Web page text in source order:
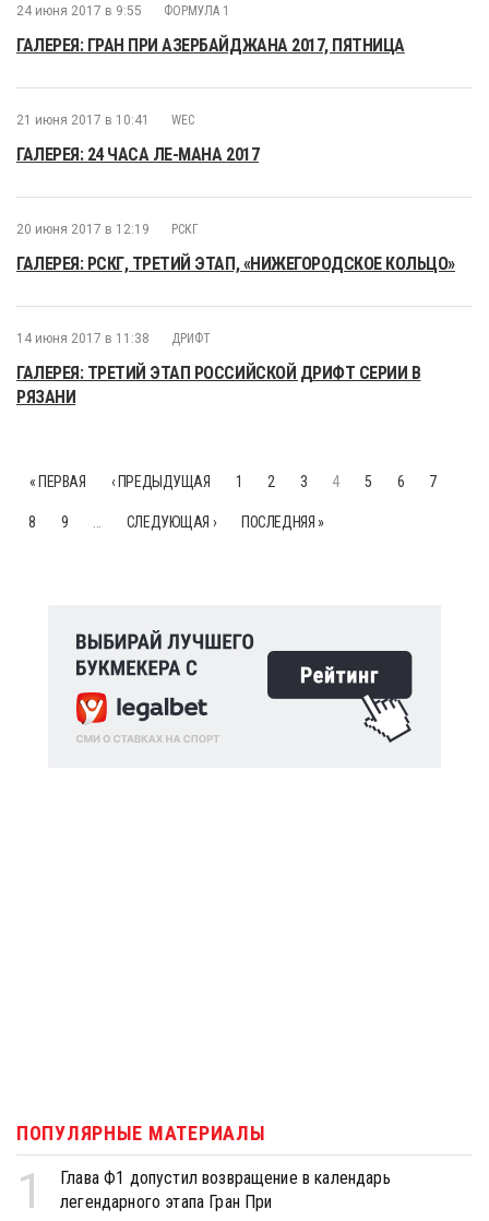
24 июня 2017 в 9:55 ФОРМУЛА 1
ГАЛЕРЕЯ: ГРАН ПРИ АЗЕРБАЙДЖАНА 2017, ПЯТНИЦА
21 июня 2017 в 10:41 WEC
ГАЛЕРЕЯ: 24 ЧАСА ЛЕ-МАНА 2017
20 июня 2017 в 12:19 РСКГ
ГАЛЕРЕЯ: РСКГ, ТРЕТИЙ ЭТАП, «НИЖЕГОРОДСКОЕ КОЛЬЦО»
14 июня 2017 в 11:38 ДРИФТ
ГАЛЕРЕЯ: ТРЕТИЙ ЭТАП РОССИЙСКОЙ ДРИФТ СЕРИИ В
РЯЗАНИ
« ПЕРВАЯ ‹ ПРЕДЫДУЩАЯ 1 2 3 4 5 6 7
8 9 СЛЕДУЮЩАЯ › ПОСЛЕДНЯЯ »
ПОПУЛЯРНЫЕ МАТЕРИАЛЫ
1
Глава Ф1 допустил возвращение в календарь
легендарного этапа Гран При